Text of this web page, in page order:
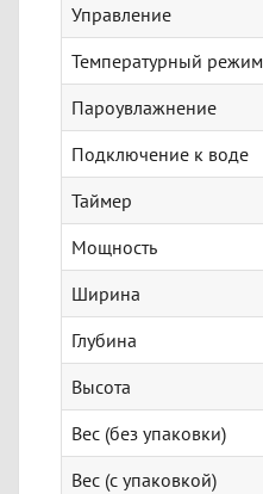
Управление
Температурный режим
Пароувлажнение
Подключение к воде
Таймер
Мощность
Ширина
Глубина
Высота
Вес (без упаковки)
Вес (с упаковкой)